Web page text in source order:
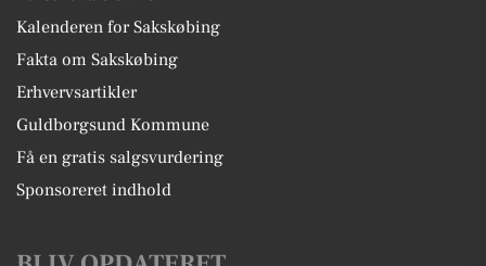
Kalenderen for Sakskøbing
Fakta om Sakskøbing
Erhvervsartikler
Guldborgsund Kommune
Få en gratis salgsvurdering
Sponsoreret indhold